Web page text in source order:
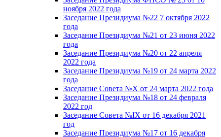
ноября 2022 года
Заседание Президиума №22 7 октября 2022
года
Заседание Президиума №21 от 23 июня 2022
года
Заседание Президиума №20 от 22 апреля
2022 года
Заседание Президиума №19 от 24 марта 2022
года
Заседание Совета №X от 24 марта 2022 года
Заседание Президиума №18 от 24 февраля
2022 год
Заседание Совета №IX от 16 декабря 2021
год
Заседание Президиума №17 от 16 декабря